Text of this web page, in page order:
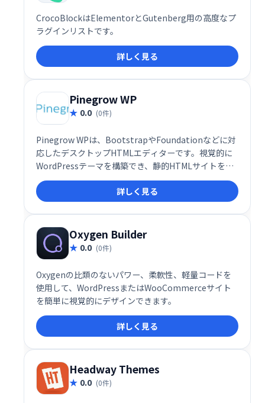
CrocoBlockはElementorとGutenberg用の高度なプ
ラグインリストです。
詳しく見る
Pinegrow WP
0.0 (0件)
Pinegrow WPは、BootstrapやFoundationなどに対
応したデスクトップHTMLエディターです。視覚的に
WordPressテーマを構築でき、静的HTMLサイトを
WordPressテーマへ変換することも可能です。直感的
な操作で効率的な開発を実現し、WordPressテーマ制
作をスムーズに進められます。様々なフレームワーク
に対応しているため、柔軟性の高い開発が可能です。
詳しく見る
Oxygen Builder
0.0 (0件)
Oxygenの比類のないパワー、柔軟性、軽量コードを
使用して、WordPressまたはWooCommerceサイト
を簡単に視覚的にデザインできます。
詳しく見る
Headway Themes
0.0 (0件)